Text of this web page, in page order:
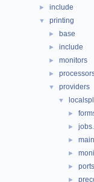
► include
▼ printing
► base
► include
► monitors
►
▼ providers
▼ localspl
►
►
►
►
►
►